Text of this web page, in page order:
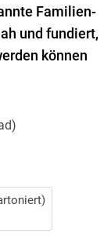
Familien-
und fundiert,
können